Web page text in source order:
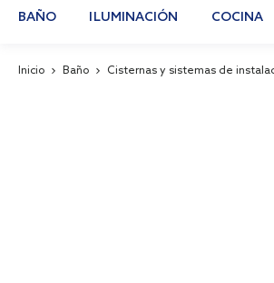
BAÑO ILUMINACIÓN COCINA
Inicio Baño Cisternas y sistemas de